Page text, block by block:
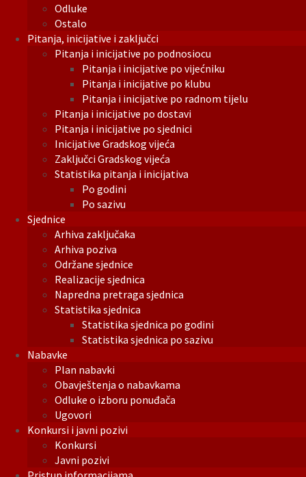
Odluke
Ostalo
Pitanja, inicijative i zaključci
Pitanja i inicijative po podnosiocu
Pitanja i inicijative po vijećniku
Pitanja i inicijative po klubu
Pitanja i inicijative po radnom tijelu
Pitanja i inicijative po dostavi
Pitanja i inicijative po sjednici
Inicijative Gradskog vijeća
Zaključci Gradskog vijeća
Statistika pitanja i inicijativa
Po godini
Po sazivu
Sjednice
Arhiva zaključaka
Arhiva poziva
Održane sjednice
Realizacije sjednica
Napredna pretraga sjednica
Statistika sjednica
Statistika sjednica po godini
Statistika sjednica po sazivu
Nabavke
Plan nabavki
Obavještenja o nabavkama
Odluke o izboru ponuđača
Ugovori
Konkursi i javni pozivi
Konkursi
Javni pozivi